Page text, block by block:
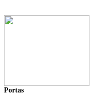
Portas